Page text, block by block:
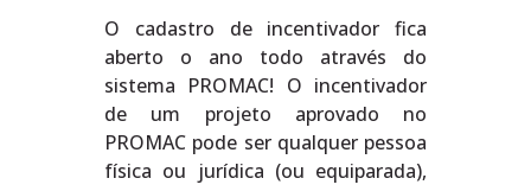
O cadastro de incentivador fica
aberto o ano todo através do
sistema PROMAC! O incentivador
de um projeto aprovado no
PROMAC pode ser qualquer pessoa
física ou jurídica (ou equiparada),